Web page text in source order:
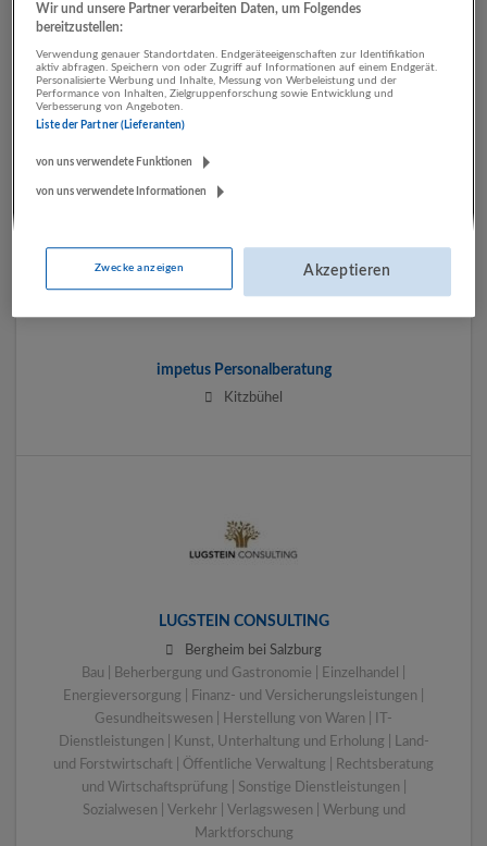
binderholz Gruppe
Fügen
Bau | Herstellung von Waren | Land- und Forstwirtschaft
impetus Personalberatung
Kitzbühel
LUGSTEIN CONSULTING
Bergheim bei Salzburg
Bau | Beherbergung und Gastronomie | Einzelhandel |
Energieversorgung | Finanz- und Versicherungsleistungen |
Gesundheitswesen | Herstellung von Waren | IT-
Dienstleistungen | Kunst, Unterhaltung und Erholung | Land-
und Forstwirtschaft | Öffentliche Verwaltung | Rechtsberatung
und Wirtschaftsprüfung | Sonstige Dienstleistungen |
Sozialwesen | Verkehr | Verlagswesen | Werbung und
Marktforschung
Wir und unsere Partner verarbeiten Daten, um Folgendes
bereitzustellen:
Verwendung genauer Standortdaten. Endgeräteeigenschaften zur Identifikation
aktiv abfragen. Speichern von oder Zugriff auf Informationen auf einem Endgerät.
Personalisierte Werbung und Inhalte, Messung von Werbeleistung und der
Performance von Inhalten, Zielgruppenforschung sowie Entwicklung und
Verbesserung von Angeboten.
Liste der Partner (Lieferanten)
von uns verwendete Funktionen
von uns verwendete Informationen
Zwecke anzeigen Akzeptieren